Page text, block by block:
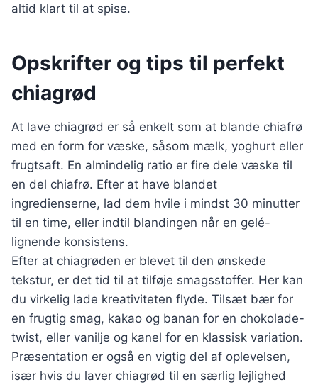
altid klart til at spise.
Opskrifter og tips til perfekt
chiagrød
At lave chiagrød er så enkelt som at blande chiafrø
med en form for væske, såsom mælk, yoghurt eller
frugtsaft. En almindelig ratio er fire dele væske til
en del chiafrø. Efter at have blandet
ingredienserne, lad dem hvile i mindst 30 minutter
til en time, eller indtil blandingen når en gelé-
lignende konsistens.
Efter at chiagrøden er blevet til den ønskede
tekstur, er det tid til at tilføje smagsstoffer. Her kan
du virkelig lade kreativiteten flyde. Tilsæt bær for
en frugtig smag, kakao og banan for en chokolade-
twist, eller vanilje og kanel for en klassisk variation.
Præsentation er også en vigtig del af oplevelsen,
især hvis du laver chiagrød til en særlig lejlighed